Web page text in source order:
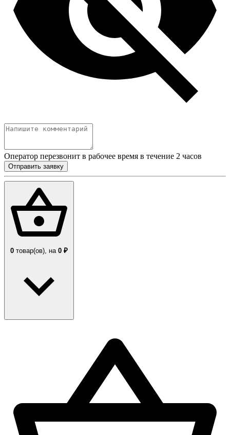
Оператор перезвонит в рабочее время в течение 2 часов
Отправить заявку
0 товар(ов), на 0 ₽